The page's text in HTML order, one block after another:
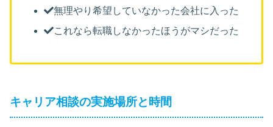
無理やり希望していなかった会社に入った
これなら転職しなかったほうがマシだった
キャリア相談の実施場所と時間